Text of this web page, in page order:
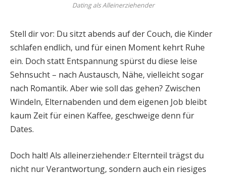
Dating als Alleinerziehender
Stell dir vor: Du sitzt abends auf der Couch, die Kinder
schlafen endlich, und für einen Moment kehrt Ruhe
ein. Doch statt Entspannung spürst du diese leise
Sehnsucht – nach Austausch, Nähe, vielleicht sogar
nach Romantik. Aber wie soll das gehen? Zwischen
Windeln, Elternabenden und dem eigenen Job bleibt
kaum Zeit für einen Kaffee, geschweige denn für
Dates.
Doch halt! Als alleinerziehende:r Elternteil trägst du
nicht nur Verantwortung, sondern auch ein riesiges